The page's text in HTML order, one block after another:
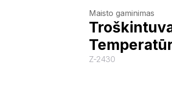
Maisto gaminimas
Z-2430